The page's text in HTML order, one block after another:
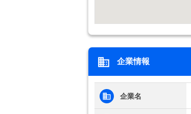
企業情報
企業名